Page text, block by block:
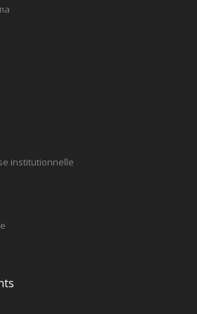
institutionnelle